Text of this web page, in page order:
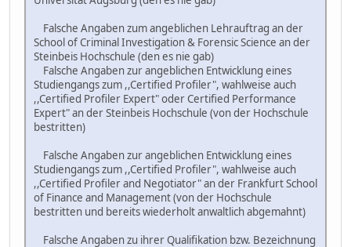
Falsche Angaben zum angeblichen Lehrauftrag an der
School of Criminal Investigation & Forensic Science an der
Steinbeis Hochschule (den es nie gab)
Falsche Angaben zur angeblichen Entwicklung eines
Studiengangs zum ,,Certified Profiler", wahlweise auch
,,Certified Profiler Expert" oder Certified Performance
Expert" an der Steinbeis Hochschule (von der Hochschule
bestritten)
Falsche Angaben zur angeblichen Entwicklung eines
Studiengangs zum ,,Certified Profiler", wahlweise auch
,,Certified Profiler and Negotiator" an der Frankfurt School
of Finance and Management (von der Hochschule
bestritten und bereits wiederholt anwaltlich abgemahnt)
Falsche Angaben zu ihrer Qualifikation bzw. Bezeichnung